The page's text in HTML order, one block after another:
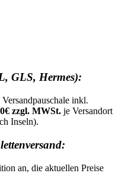
GLS, Hermes):
inkl.
zzgl. MWSt. je Versandort
Inseln).
an, die aktuellen Preise